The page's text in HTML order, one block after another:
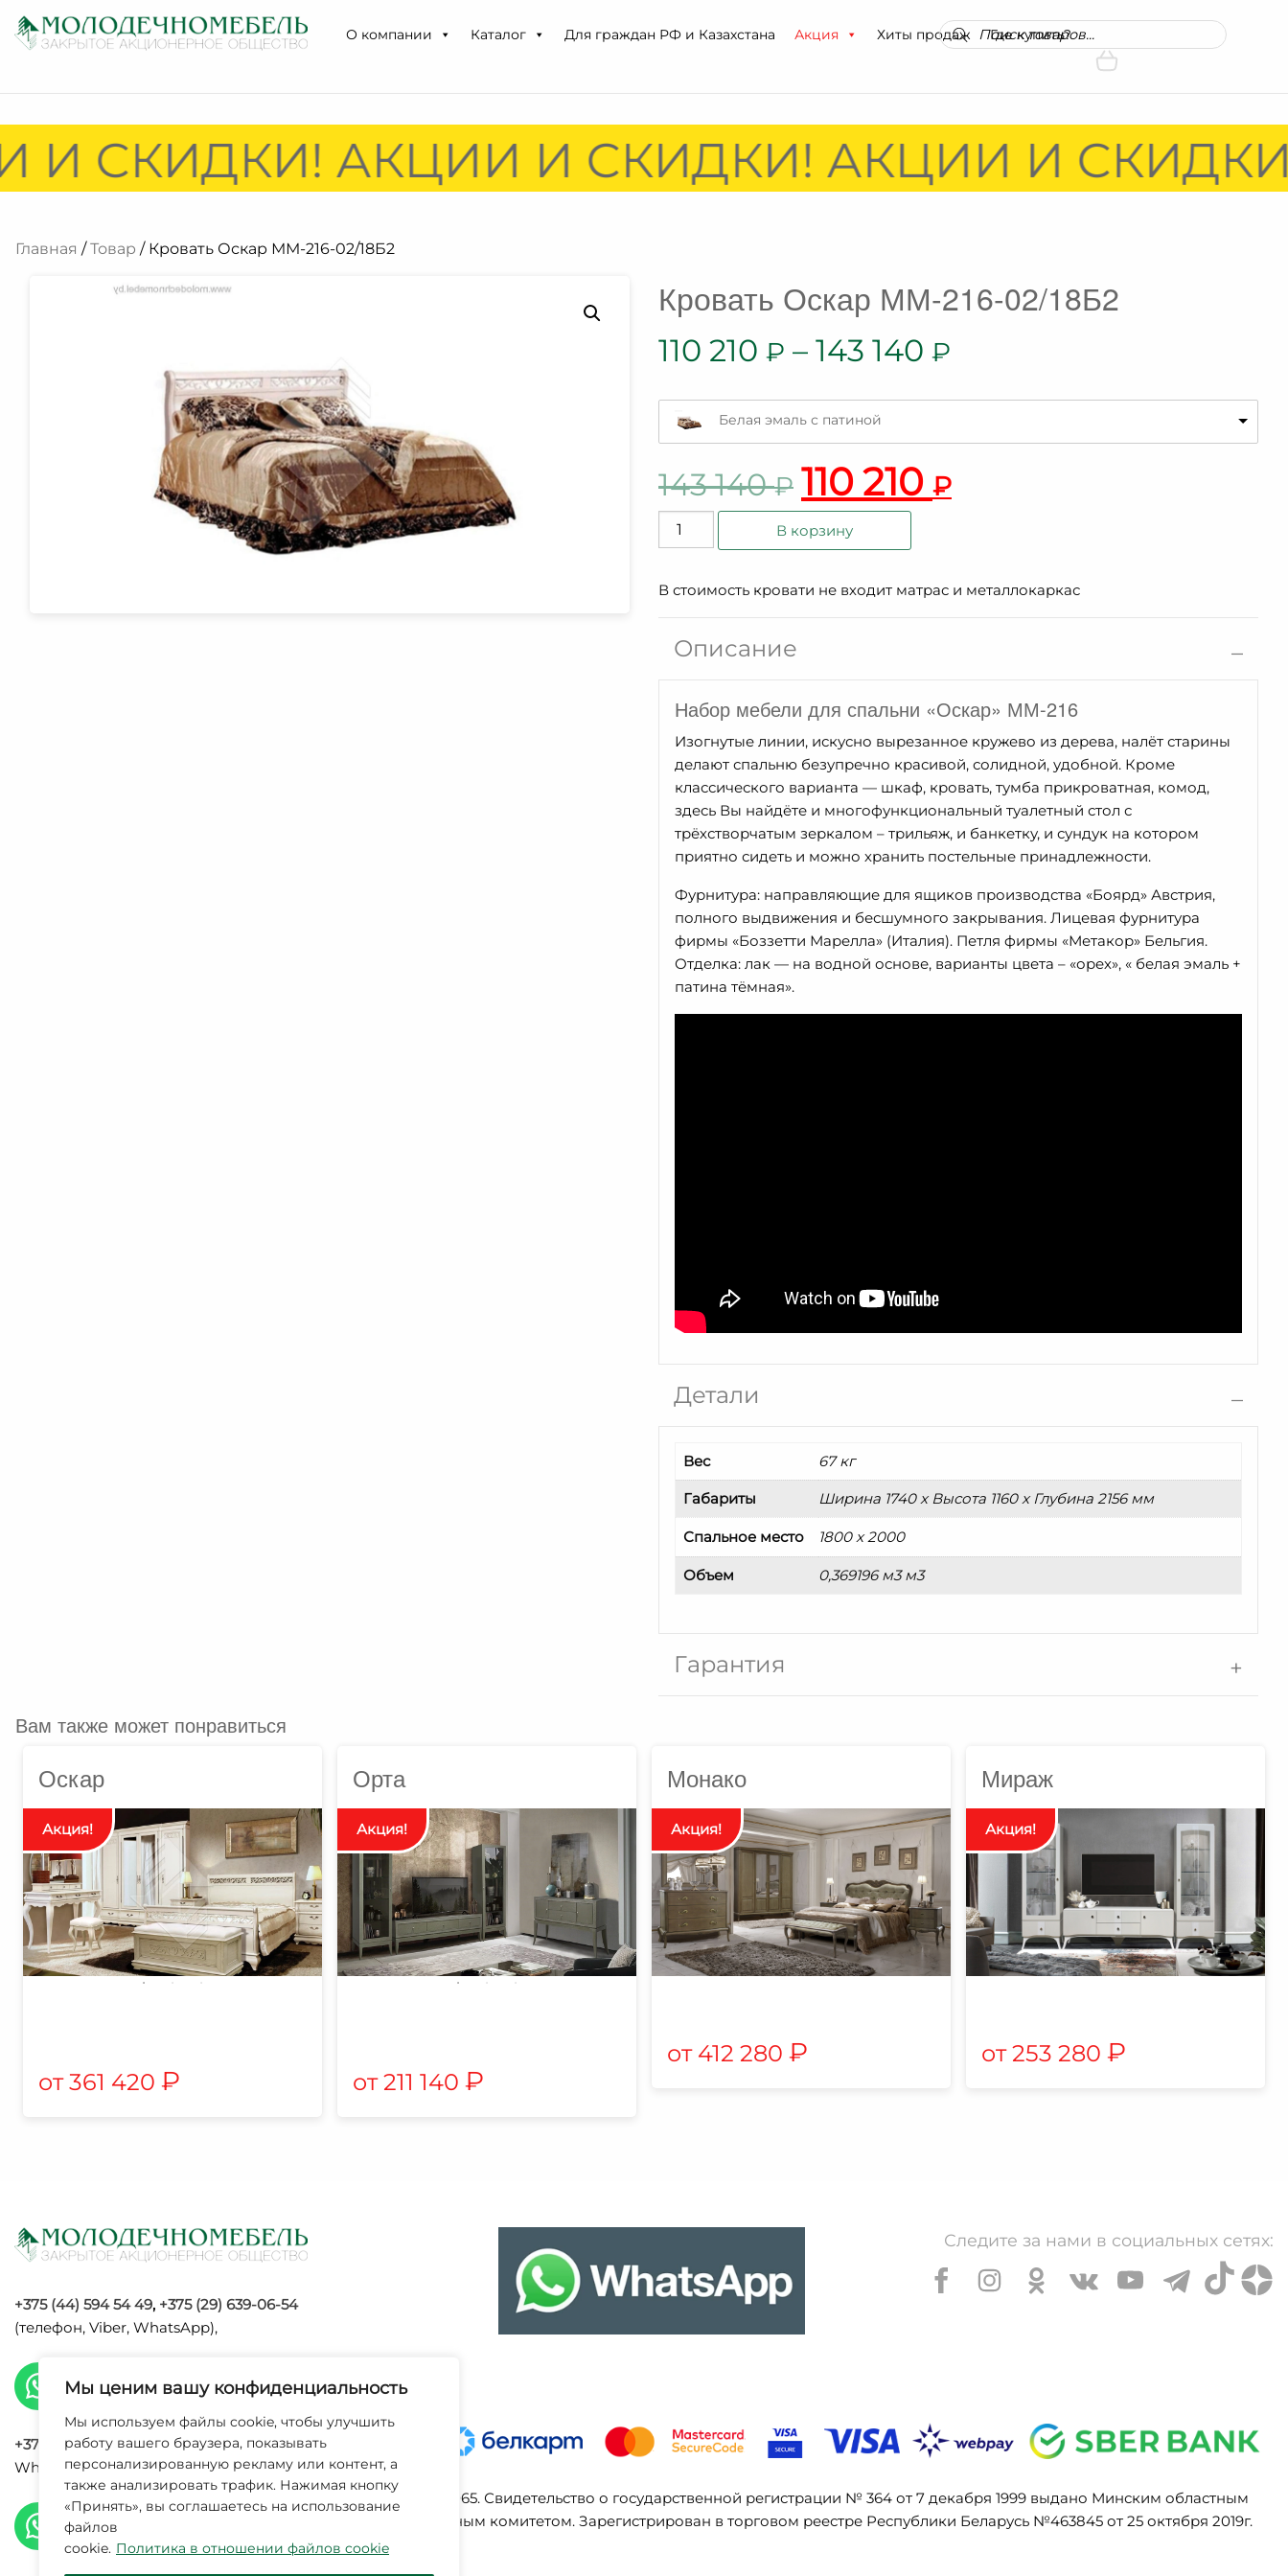
Мы ценим вашу конфиденциальность
Мы используем файлы cookie, чтобы улучшить
работу вашего браузера, показывать
персонализированную рекламу или контент, а
также анализировать трафик. Нажимая кнопку
«Принять», вы соглашаетесь на использование
файлов
cookie. Политика в отношении файлов cookie
О компании Каталог Для граждан РФ и Казахстана Акция Хиты продаж Где купить?
Поиск
товаров
И СКИДКИ! АКЦИИ И СКИДКИ! АКЦИИ И
Главная /Товар / Кровать Оскар ММ-216-02/18Б2
Кровать Оскар ММ-216-02/18Б2
110 210 ₽ – 143 140 ₽
Белая эмаль с патиной
143 140₽ 110 210 ₽
Количество
товара
Оскар
ММ-216-
02/18Б2
В корзину
В стоимость кровати не входит матрас и металлокаркас
Описание
Набор мебели для спальни «Оскар» ММ-216
Изогнутые линии, искусно вырезанное кружево из дерева, налёт старины
делают спальню безупречно красивой, солидной, удобной. Кроме
классического варианта — шкаф, кровать, тумба прикроватная, комод,
здесь Вы найдёте и многофункциональный туалетный стол с
трёхстворчатым зеркалом – трильяж, и банкетку, и сундук на котором
приятно сидеть и можно хранить постельные принадлежности.
Фурнитура: направляющие для ящиков производства «Боярд» Австрия,
полного выдвижения и бесшумного закрывания. Лицевая фурнитура
фирмы «Боззетти Марелла» (Италия). Петля фирмы «Метакор» Бельгия.
Отделка: лак — на водной основе, варианты цвета – «орех», « белая эмаль +
патина тёмная».
Детали
Вес 67 кг
Габариты Ширина 1740 x Высота 1160 x Глубина 2156 мм
Спальное место 1800 x 2000
Объем 0,369196 м3 м3
Гарантия
Вам также может понравиться
Оскар
361 420 ₽
Орта
211 140 ₽
Монако
412 280 ₽
Мираж
253 280 ₽
+375 (44) 594 54 49, +375 (29) 639-06-54
(телефон, Viber, WhatsApp),
+375 (29) 120 09 34(телефон, Viber,
WhatsApp, Max),
Следите за нами в социальных сетях:
УНП 600203065. Свидетельство о государственной регистрации № 364 от 7 декабря 1999 выдано Минским областным
исполнительным комитетом. Зарегистрирован в торговом реестре Республики Беларусь №463845 от 25 октября 2019г.